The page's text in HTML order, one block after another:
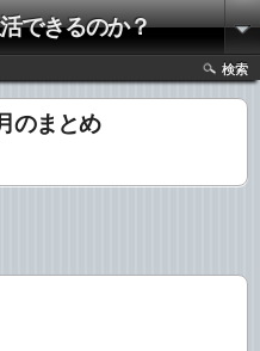
できるのか？
検索
のまとめ